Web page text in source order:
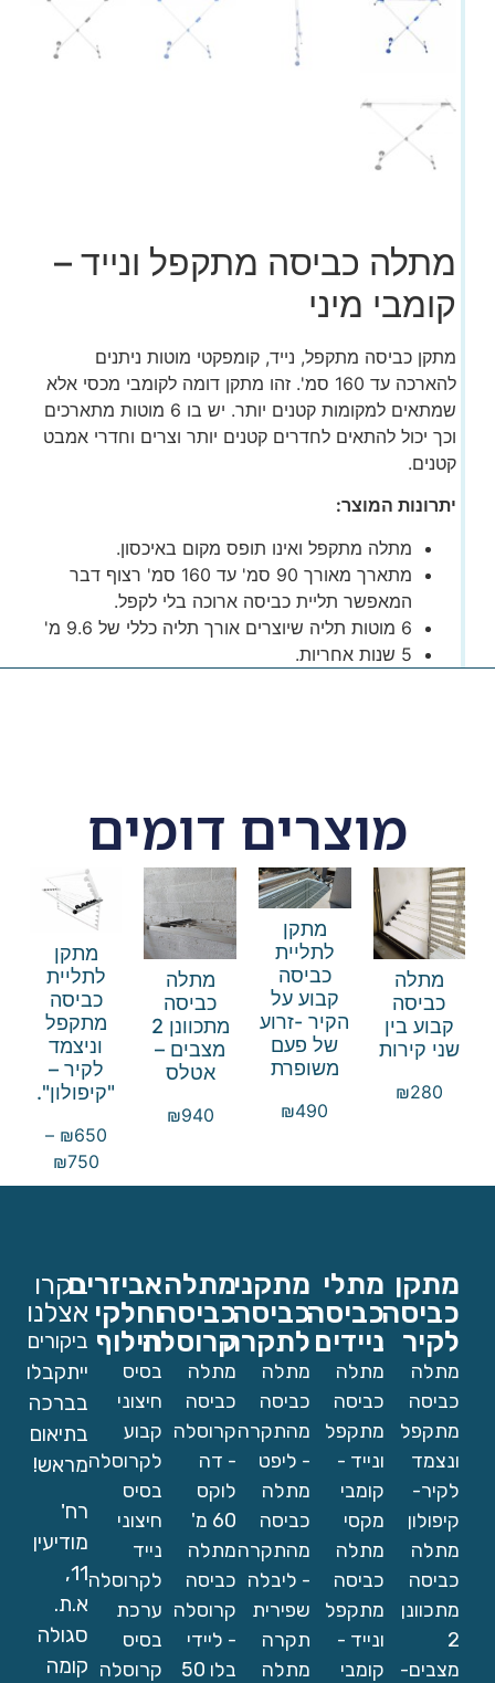
מתלה כביסה מתקפל ונייד –
קומבי מיני
מתקן כביסה מתקפל, נייד, קומפקטי מוטות ניתנים
להארכה עד 160 סמ'. זהו מתקן דומה לקומבי מכסי אלא
שמתאים למקומות קטנים יותר. יש בו 6 מוטות מתארכים
וכך יכול להתאים לחדרים קטנים יותר וצרים וחדרי אמבט
קטנים.
יתרונות המוצר:
מתלה מתקפל ואינו תופס מקום באיכסון.
מתארך מאורך 90 סמ' עד 160 סמ' רצוף דבר
המאפשר תליית כביסה ארוכה בלי לקפל.
6 מוטות תליה שיוצרים אורך תליה כללי של 9.6 מ'
5 שנות אחריות.
מוצרים דומים
מתלה
כביסה
קבוע בין
שני קירות
₪280
מתקן
לתליית
כביסה
קבוע על
הקיר -זרוע
של פעם
משופרת
₪490
מתלה
כביסה
מתכוונן 2
מצבים –
אטלס
₪940
מתקן
לתליית
כביסה
מתקפל
וניצמד
לקיר –
"קיפולון".
₪650
–
₪750
מתקן
כביסה
לקיר
מתלה
כביסה
מתקפל
ונצמד
לקיר-
קיפולון
מתלה
כביסה
מתכוונן
2
מצבים-
מתלי
כביסה
ניידים
מתלה
כביסה
מתקפל
ונייד -
קומבי
מקסי
מתלה
כביסה
מתקפל
ונייד -
קומבי
מתקני
כביסה
לתקרה
מתלה
כביסה
מהתקרה
- ליפט
מתלה
כביסה
מהתקרה
- ליבלה
שפירית
תקרה
מתלה
מתלה
כביסה
קרוסלה
מתלה
כביסה
קרוסלה
- דה
לוקס
60 מ'
מתלה
כביסה
קרוסלה
- ליידי
בלו 50
אביזרים
וחלקי
חילוף
בסיס
חיצוני
קבוע
לקרוסלה
בסיס
חיצוני
נייד
לקרוסלה
ערכת
בסיס
קרוסלה
בקרו
אצלנו
ביקורים
ייתקבלו
בברכה
בתיאום
מראש!
רח'
מודיעין
11,
א.ת.
סגולה
קומה